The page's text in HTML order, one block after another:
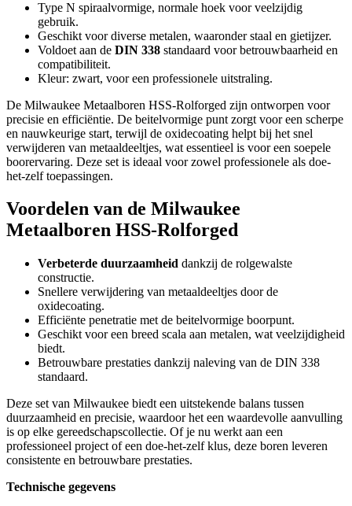
Type N spiraalvormige, normale hoek voor veelzijdig
gebruik.
Geschikt voor diverse metalen, waaronder staal en gietijzer.
Voldoet aan de DIN 338 standaard voor betrouwbaarheid en
compatibiliteit.
Kleur: zwart, voor een professionele uitstraling.
De Milwaukee Metaalboren HSS-Rolforged zijn ontworpen voor
precisie en efficiëntie. De beitelvormige punt zorgt voor een scherpe
en nauwkeurige start, terwijl de oxidecoating helpt bij het snel
verwijderen van metaaldeeltjes, wat essentieel is voor een soepele
boorervaring. Deze set is ideaal voor zowel professionele als doe-
het-zelf toepassingen.
Voordelen van de Milwaukee
Metaalboren HSS-Rolforged
Verbeterde duurzaamheid dankzij de rolgewalste
constructie.
Snellere verwijdering van metaaldeeltjes door de
oxidecoating.
Efficiënte penetratie met de beitelvormige boorpunt.
Geschikt voor een breed scala aan metalen, wat veelzijdigheid
biedt.
Betrouwbare prestaties dankzij naleving van de DIN 338
standaard.
Deze set van Milwaukee biedt een uitstekende balans tussen
duurzaamheid en precisie, waardoor het een waardevolle aanvulling
is op elke gereedschapscollectie. Of je nu werkt aan een
professioneel project of een doe-het-zelf klus, deze boren leveren
consistente en betrouwbare prestaties.
Technische gegevens